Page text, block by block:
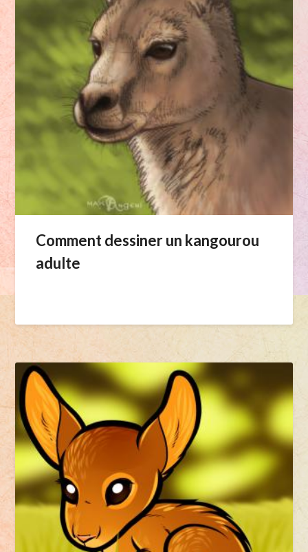
Comment dessiner un kangourou
adulte